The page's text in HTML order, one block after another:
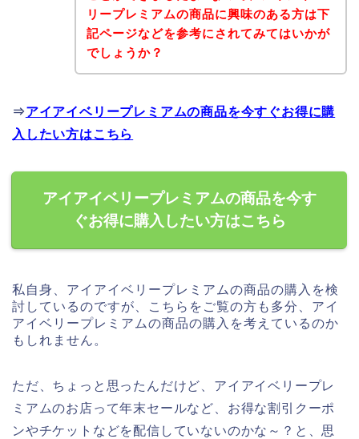
リープレミアムの商品に興味のある方は下
記ページなどを参考にされてみてはいかが
でしょうか？
⇒アイアイベリープレミアムの商品を今すぐお得に購
入したい方はこちら
アイアイベリープレミアムの商品を今す
ぐお得に購入したい方はこちら
私自身、アイアイベリープレミアムの商品の購入を検
討しているのですが、こちらをご覧の方も多分、アイ
アイベリープレミアムの商品の購入を考えているのか
もしれません。
ただ、ちょっと思ったんだけど、アイアイベリープレ
ミアムのお店って年末セールなど、お得な割引クーポ
ンやチケットなどを配信していないのかな～？と、思